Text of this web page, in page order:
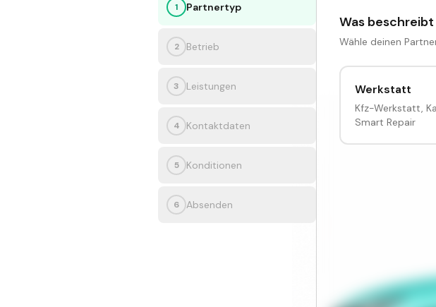
1 Partnertyp
2 Betrieb
3 Leistungen
4 Kontaktdaten
5 Konditionen
6 Absenden
Was
Wähle deinen
Werkstatt
Kfz-Werkstatt,
Smart Repair